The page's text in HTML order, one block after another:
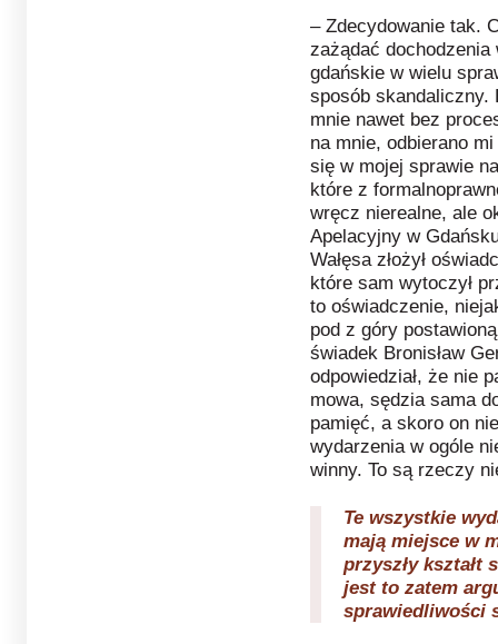
– Zdecydowanie tak.
zażądać
gdańskie w wielu
sposób skandaliczny.
mnie nawet bez
na mnie, odbierano
się w mojej sprawie
które z
wręcz nierealne, ale
Apelacyjny w
Wałęsa złożył
które sam wytoczył
to oświadczenie,
pod z góry
świadek Bronisław
odpowiedział, że nie
mowa, sędzia sama
pamięć, a skoro on
wydarzenia w ogóle
winny. To są rzeczy
Te wszystkie
mają miejsce w
przyszły kształt
jest to zatem
sprawiedliwości